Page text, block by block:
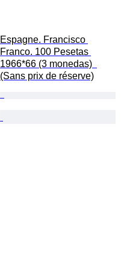
Espagne. Francisco
Franco. 100 Pesetas
1966*66 (3 monedas)
(Sans prix de réserve)